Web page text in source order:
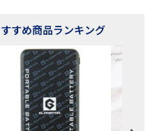
すめ商品ランキング